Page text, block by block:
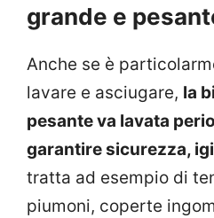
grande e
Anche se è
lavare e asciugare, la
pesante va lavata
garantire sicurezza,
tratta ad esempio di
piumoni, coperte